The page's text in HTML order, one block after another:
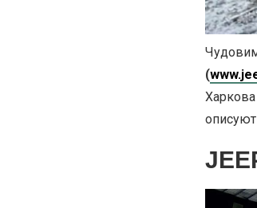
(
Харкова